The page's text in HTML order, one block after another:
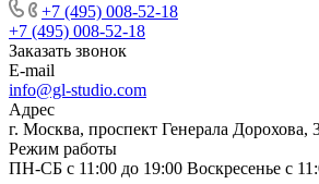
+7 (495) 008-52-18
+7 (495) 008-52-18
Заказать звонок
E-mail
info@gl-studio.com
Адрес
г. Москва, проспект Генерала Дорохова,
Режим работы
ПН-СБ с 11:00 до 19:00 Воскресенье с